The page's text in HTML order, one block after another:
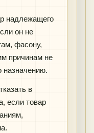
надлежащего
он не
фасону,
причинам не
назначению.
в
если товар